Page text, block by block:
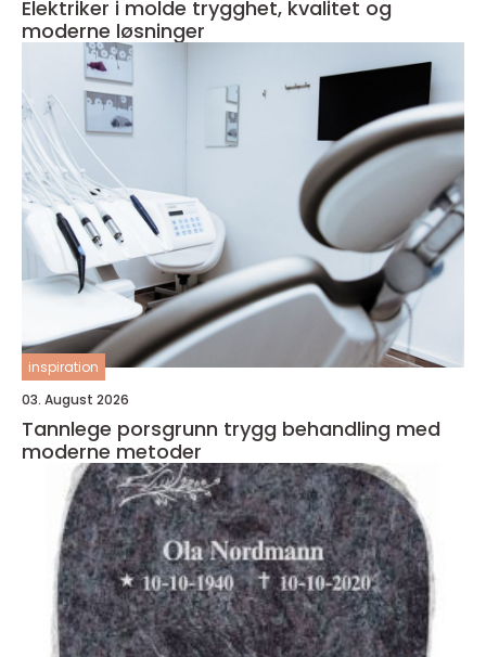
Elektriker i molde trygghet, kvalitet og
moderne løsninger
inspiration
03. August 2026
Tannlege porsgrunn trygg behandling med
moderne metoder